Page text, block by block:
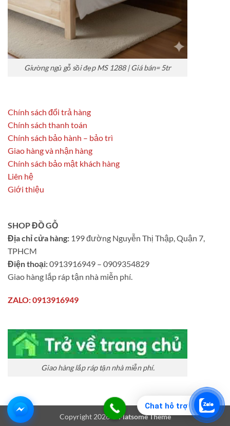
Chat hỗ trợ
Giường ngủ gỗ sồi đẹp MS 1288 | Giá bán= 5tr
Chính sách đổi trả hàng
Chính sách thanh toán
Chính sách bảo hành – bảo trì
Giao hàng và nhận hàng
Chính sách bảo mật khách hàng
Liên hệ
Giới thiệu
SHOP ĐỒ GỖ
Địa chỉ cửa hàng: 199 đường Nguyễn Thị Thập, Quận 7,
TPHCM
Điện thoại:0913916949 – 0909354829
Giao hàng lắp ráp tận nhà miễn phí.
ZALO: 0913916949
Giao hàng lắp ráp tận nhà miễn phí.
Copyright 2026 ©Flatsome Theme